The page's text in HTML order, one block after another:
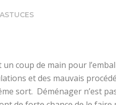
ASTUCES
coup de main pour
et des mauvais
sort. Déménager n’est